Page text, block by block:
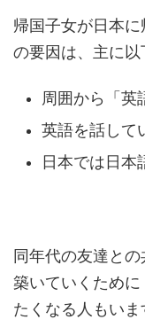
帰国子女が日本
の要因は、主に以
周囲から「英
英語を話して
日本では日本
同年代の友達と
築いていくため
たくなる人もいま